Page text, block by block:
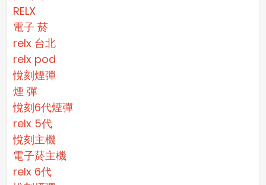
RELX
電子 菸
relx 台北
relx pod
悅刻煙彈
煙 彈
悅刻6代煙彈
relx 5代
悅刻主機
電子菸主機
relx 6代